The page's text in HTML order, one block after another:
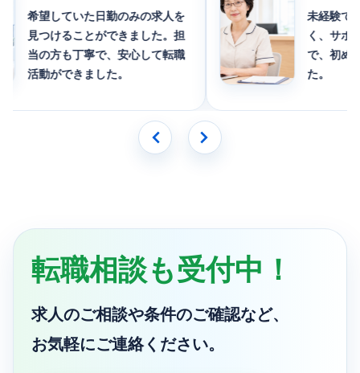
希望していた日勤のみの求人を
見つけることができました。担
当の方も丁寧で、安心して転職
活動ができました。
未経験でも
く、サポー
で、初めて
た。
転職相談も受付中！
求人のご相談や条件のご確認など、
お気軽にご連絡ください。